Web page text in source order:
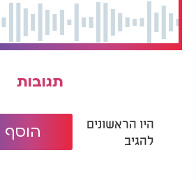
תגובות
היו הראשונים
להגיב
הוסף